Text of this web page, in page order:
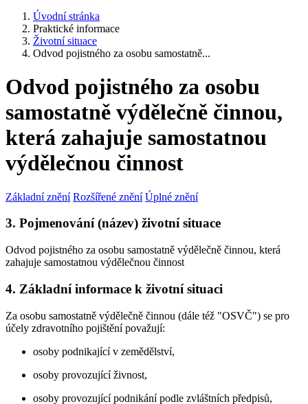
Úvodní stránka
Praktické informace
Životní situace
Odvod pojistného za osobu samostatně...
Odvod pojistného za osobu
samostatně výdělečně činnou,
která zahajuje samostatnou
výdělečnou činnost
Základní znění Rozšířené znění Úplné znění
3. Pojmenování (název) životní situace
Odvod pojistného za osobu samostatně výdělečně činnou, která
zahajuje samostatnou výdělečnou činnost
4. Základní informace k životní situaci
Za osobu samostatně výdělečně činnou (dále též "OSVČ") se pro
účely zdravotního pojištění považují:
osoby podnikající v zemědělství,
osoby provozující živnost,
osoby provozující podnikání podle zvláštních předpisů,